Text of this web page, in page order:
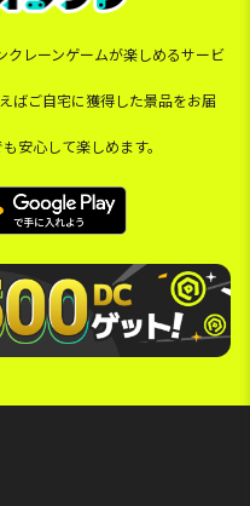
クレーンゲームが楽しめるサービ
ばご自宅に獲得した景品をお届
安心して楽しめます。